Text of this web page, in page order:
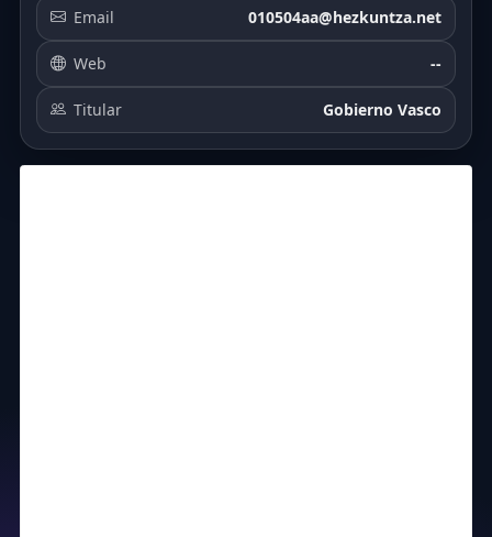
Email 010504aa@hezkuntza.net
Web --
Titular Gobierno Vasco